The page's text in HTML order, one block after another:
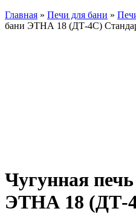
Главная » Печи для бани »
бани ЭТНА 18 (ДТ-4С)
Чугунная
ЭТНА 18 (ДТ-